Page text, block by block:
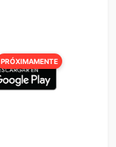
PRÓXIMAMENTE